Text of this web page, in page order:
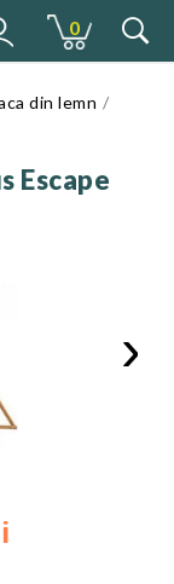
0
din lemn
Escape
›